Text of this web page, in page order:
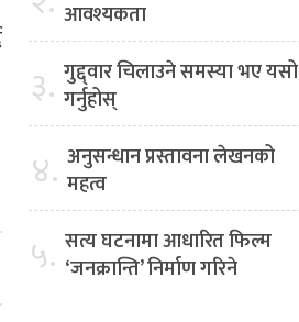
आवश्यकता
३. गुद्द्वार चिलाउने समस्या भए यसो
गर्नुहोस्
४. अनुसन्धान प्रस्तावना लेखनको
महत्व
५. सत्य घटनामा आधारित फिल्म
‘जनक्रान्ति’ निर्माण गरिने